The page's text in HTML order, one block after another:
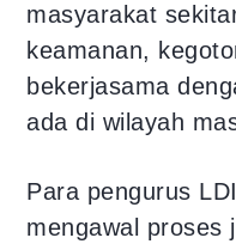
masyarakat
keamanan,
bekerjasama
ada di wilayah
Para pengurus
mengawal proses